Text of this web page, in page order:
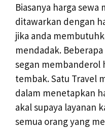
Biasanya harga
ditawarkan dengan
jika anda
mendadak.
segan membanderol
tembak. Satu Travel
dalam menetapkan
akal supaya layanan
semua orang yang